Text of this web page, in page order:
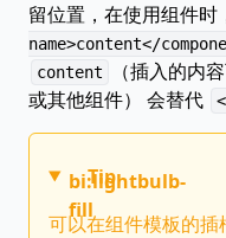
留位置，在使用组件时
name>content</
content
（插入的内
或其他组件） 会替代
bi:lightbulb-
fill
Tip
可以在组件模板的插